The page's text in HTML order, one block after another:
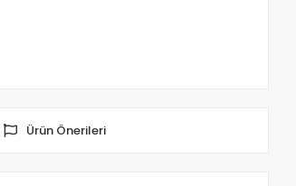
Ürün Önerileri